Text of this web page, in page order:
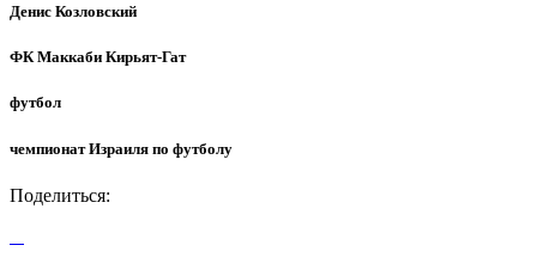
Денис Козловский
ФК Маккаби Кирьят-Гат
футбол
чемпионат Израиля по футболу
Поделиться: